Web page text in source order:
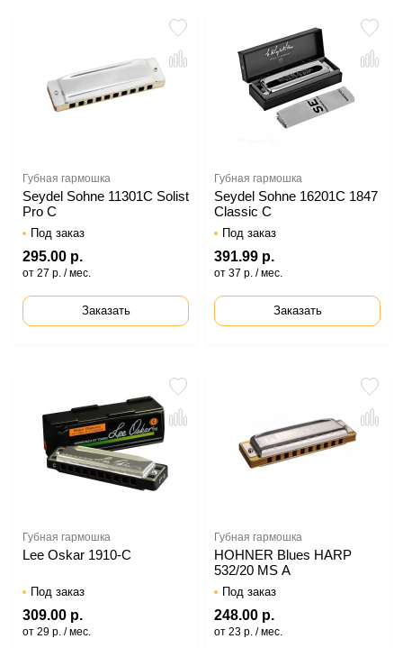
Губная гармошка
Seydel Sohne 11301C Solist
Pro C
Под заказ
295.00 р.
от 27 р. / мес.
Заказать
Губная гармошка
Seydel Sohne 16201C 1847
Classic C
Под заказ
391.99 р.
от 37 р. / мес.
Заказать
Губная гармошка
Lee Oskar 1910-C
Под заказ
309.00 р.
от 29 р. / мес.
Губная гармошка
HOHNER Blues HARP
532/20 MS A
Под заказ
248.00 р.
от 23 р. / мес.